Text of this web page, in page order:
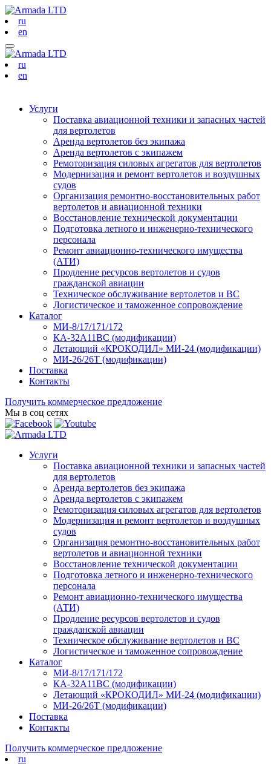
ru
en
ru
en
Услуги
Поставка авиационной техники и запасных частей
для вертолетов
Аренда вертолетов без экипажа
Аренда вертолетов с экипажем
Ремоторизация силовых агрегатов для вертолетов
Модернизация и ремонт вертолетов и воздушных
судов
Организация ремонтно-восстановительных работ
вертолетов и авиационной техники
Восстановление технической документации
Подготовка летного и инженерно-технического
персонала
Ремонт авиационно-технического имущества
(АТИ)
Продление ресурсов вертолетов и судов
гражданской авиации
Техническое обслуживание вертолетов и ВС
Логистическое и таможенное сопровождение
Каталог
МИ-8/17/171/172
КА-32А11ВС (модификации)
Летающий «КРОКОДИЛ» МИ-24 (модификации)
МИ-26/26Т (модификации)
Поставка
Контакты
Получить коммерческое предложение
Мы в соц сетях
Услуги
Поставка авиационной техники и запасных частей
для вертолетов
Аренда вертолетов без экипажа
Аренда вертолетов с экипажем
Ремоторизация силовых агрегатов для вертолетов
Модернизация и ремонт вертолетов и воздушных
судов
Организация ремонтно-восстановительных работ
вертолетов и авиационной техники
Восстановление технической документации
Подготовка летного и инженерно-технического
персонала
Ремонт авиационно-технического имущества
(АТИ)
Продление ресурсов вертолетов и судов
гражданской авиации
Техническое обслуживание вертолетов и ВС
Логистическое и таможенное сопровождение
Каталог
МИ-8/17/171/172
КА-32А11ВС (модификации)
Летающий «КРОКОДИЛ» МИ-24 (модификации)
МИ-26/26Т (модификации)
Поставка
Контакты
Получить коммерческое предложение
ru